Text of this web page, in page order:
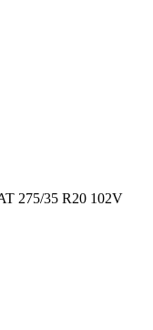
275/35 R20 102V